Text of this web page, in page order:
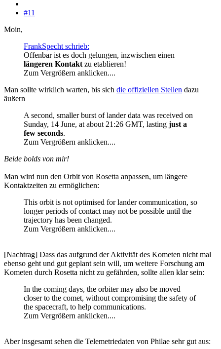
#11
Moin,
FrankSpecht schrieb:
Offenbar ist es doch gelungen, inzwischen einen
längeren Kontakt zu etablieren!
Zum Vergrößern anklicken....
Man sollte wirklich warten, bis sich die offiziellen Stellen dazu
äußern
A second, smaller burst of lander data was received on
Sunday, 14 June, at about 21:26 GMT, lasting just a
few seconds.
Zum Vergrößern anklicken....
Beide bolds von mir!
Man wird nun den Orbit von Rosetta anpassen, um längere
Kontaktzeiten zu ermöglichen:
This orbit is not optimised for lander communication, so
longer periods of contact may not be possible until the
trajectory has been changed.
Zum Vergrößern anklicken....
[Nachtrag] Dass das aufgrund der Aktivität des Kometen nicht mal
ebenso geht und gut geplant sein will, um weitere Forschung am
Kometen durch Rosetta nicht zu gefährden, sollte allen klar sein:
In the coming days, the orbiter may also be moved
closer to the comet, without compromising the safety of
the spacecraft, to help communications.
Zum Vergrößern anklicken....
Aber insgesamt sehen die Telemetriedaten von Philae sehr gut aus: